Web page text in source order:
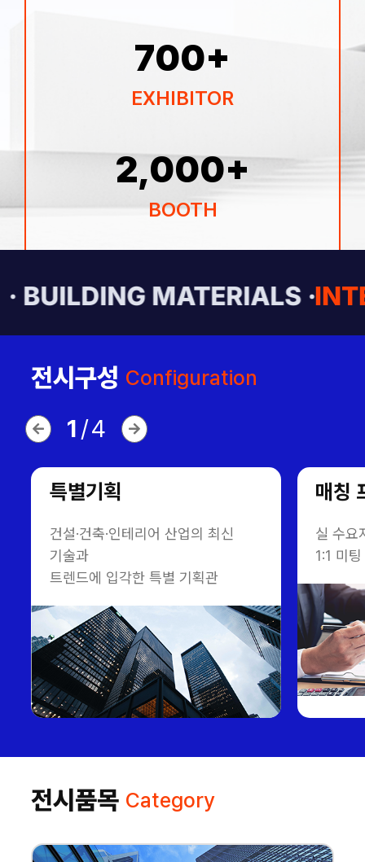
700+
EXHIBITOR
2,000+
BOOTH
· BUILDING MATERIALS ·
전시구성 Configuration
1 /4
특별기획
건설·건축·인테리어 산업의 최신
기술과
트렌드에 입각한 특별 기획관
매칭
실 수요
1:1 미
전시품목 Category